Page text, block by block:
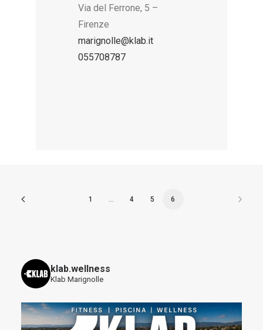
Via del Ferrone, 5 –
Firenze
marignolle@klab.it
055708787
1 4 5 6
klab.wellness
Klab Marignolle